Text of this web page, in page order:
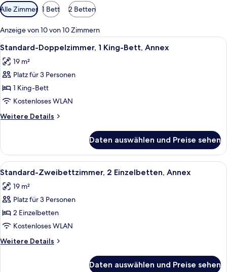
Verfügbare
Filter
für
Zimmer
Alle Zimmer 1 Bett 2 Betten
Anzeige von 10 von 10 Zimmern
Alle
Fotos
für
Standard-
Doppelzimmer,
1 King-
Bett,
Annex
Ein Hotelzimmer mit zwei Betten,
4
Standard-Doppelzimmer, 1 King-Bett, Annex
19 m²
Platz für 3 Personen
1 King-Bett
Kostenloses WLAN
Weitere Details
Weitere
Doppelzimmer,
1 King-
Bett,
Daten auswählen und Preise sehen
Alle
Fotos
für
Standard-
Zweibettzimmer,
2 Einzelbetten,
Annex
anzeigen
Ein Hotelzimmer mit zwei Betten,
4
Standard-Zweibettzimmer, 2 Einzelbetten, Annex
19 m²
Platz für 3 Personen
2 Einzelbetten
Kostenloses WLAN
Weitere Details
Weitere
Daten auswählen und Preise sehen